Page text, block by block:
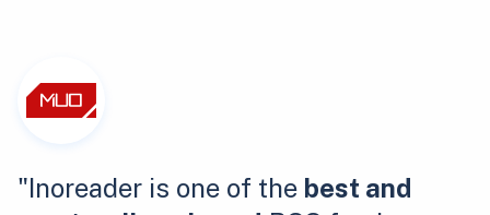
"Inoreader is one of the best and